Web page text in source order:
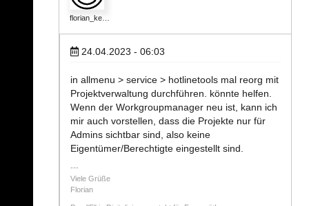
florian_ke…
24.04.2023 - 06:03
in allmenu > service > hotlinetools mal reorg mit
Projektverwaltung durchführen. könnte helfen.
Wenn der Workgroupmanager neu ist, kann ich
mir auch vorstellen, dass die Projekte nur für
Admins sichtbar sind, also keine
Eigentümer/Berechtigte eingestellt sind.
Viele Grüße
Florian